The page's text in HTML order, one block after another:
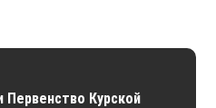
Первенство Курской